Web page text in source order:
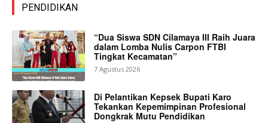
PENDIDIKAN
“Dua Siswa SDN Cilamaya III Raih Juara
dalam Lomba Nulis Carpon FTBI
Tingkat Kecamatan”
7 Agustus 2026
Di Pelantikan Kepsek Bupati Karo
Tekankan Kepemimpinan Profesional
Dongkrak Mutu Pendidikan